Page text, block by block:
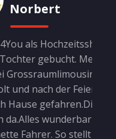
bei
Meine Gäste
von
der Feier um 1.30
Autos
geklappt.
So stellt man sich